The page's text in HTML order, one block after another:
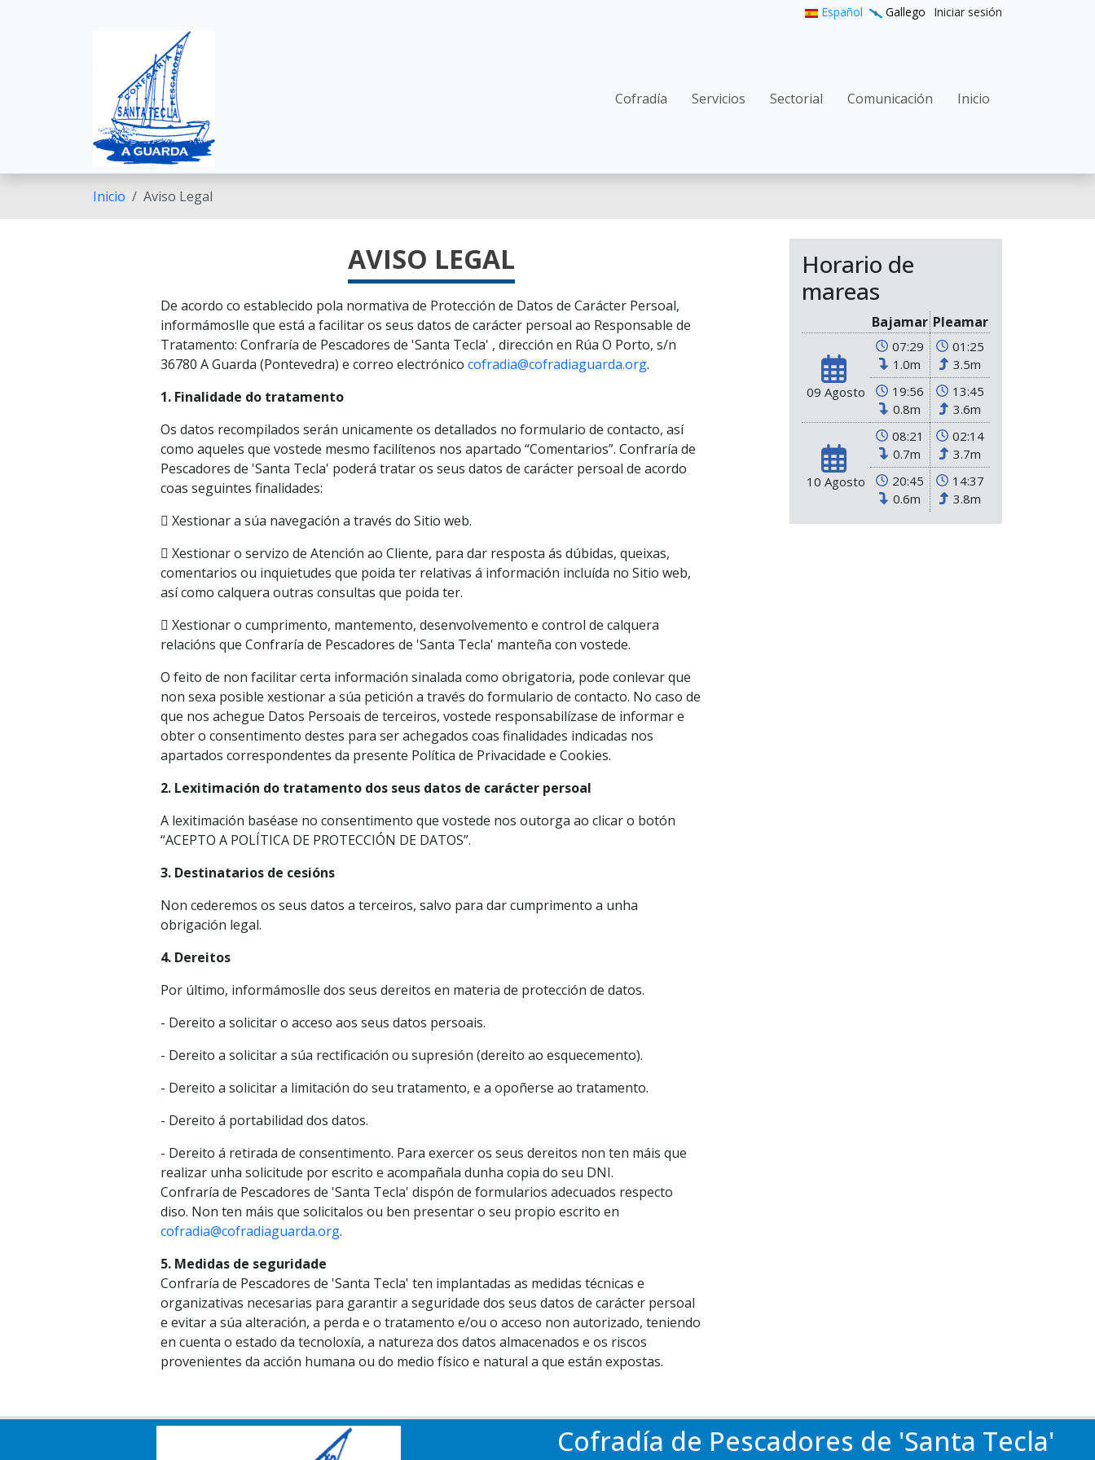
Español Gallego User
Iniciar sesión
Main navigation
Cofradía Servicios Sectorial Comunicación Inicio
Inicio Aviso Legal
AVISO LEGAL
De acordo co establecido pola normativa de Protección de Datos de Carácter Persoal,
informámoslle que está a facilitar os seus datos de carácter persoal ao Responsable de
Tratamento: Confraría de Pescadores de 'Santa Tecla' , dirección en Rúa O Porto, s/n
36780 A Guarda (Pontevedra) e correo electrónicocofradia@cofradiaguarda.org.
1. Finalidade do tratamento
Os datos recompilados serán unicamente os detallados no formulario de contacto, así
como aqueles que vostede mesmo facilítenos nos apartado “Comentarios”. Confraría de
Pescadores de 'Santa Tecla' poderá tratar os seus datos de carácter persoal de acordo
coas seguintes finalidades:
 Xestionar a súa navegación a través do Sitio web.
 Xestionar o servizo de Atención ao Cliente, para dar resposta ás dúbidas, queixas,
comentarios ou inquietudes que poida ter relativas á información incluída no Sitio web,
así como calquera outras consultas que poida ter.
 Xestionar o cumprimento, mantemento, desenvolvemento e control de calquera
relacións que Confraría de Pescadores de 'Santa Tecla' manteña con vostede.
O feito de non facilitar certa información sinalada como obrigatoria, pode conlevar que
non sexa posible xestionar a súa petición a través do formulario de contacto. No caso de
que nos achegue Datos Persoais de terceiros, vostede responsabilízase de informar e
obter o consentimento destes para ser achegados coas finalidades indicadas nos
apartados correspondentes da presente Política de Privacidade e Cookies.
2. Lexitimación do tratamento dos seus datos de carácter persoal
A lexitimación baséase no consentimento que vostede nos outorga ao clicar o botón
“ACEPTO A POLÍTICA DE PROTECCIÓN DE DATOS”.
3. Destinatarios de cesións
Non cederemos os seus datos a terceiros, salvo para dar cumprimento a unha
obrigación legal.
4. Dereitos
Por último, informámoslle dos seus dereitos en materia de protección de datos.
- Dereito a solicitar o acceso aos seus datos persoais.
- Dereito a solicitar a súa rectificación ou supresión (dereito ao esquecemento).
- Dereito a solicitar a limitación do seu tratamento, e a opoñerse ao tratamento.
- Dereito á portabilidad dos datos.
- Dereito á retirada de consentimento. Para exercer os seus dereitos non ten máis que
realizar unha solicitude por escrito e acompañala dunha copia do seu DNI.
Confraría de Pescadores de 'Santa Tecla' dispón de formularios adecuados respecto
diso. Non ten máis que solicitalos ou ben presentar o seu propio escrito en
cofradia@cofradiaguarda.org.
5. Medidas de seguridade
Confraría de Pescadores de 'Santa Tecla' ten implantadas as medidas técnicas e
organizativas necesarias para garantir a seguridade dos seus datos de carácter persoal
e evitar a súa alteración, a perda e o tratamento e/ou o acceso non autorizado, teniendo
en cuenta o estado da tecnoloxía, a natureza dos datos almacenados e os riscos
provenientes da acción humana ou do medio físico e natural a que están expostas.
Horario de
mareas
Bajamar Pleamar
09 Agosto
07:29
1.0m
01:25
3.5m
19:56
0.8m
13:45
3.6m
10 Agosto
08:21
0.7m
02:14
3.7m
20:45
0.6m
14:37
3.8m
Cofradía de Pescadores de 'Santa Tecla'